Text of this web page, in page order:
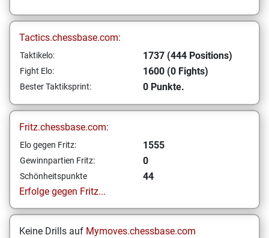
Tactics.chessbase.com:
Taktikelo: 1737 (444 Positions)
Fight Elo: 1600 (0 Fights)
Bester Taktiksprint: 0 Punkte.
Fritz.chessbase.com:
Elo gegen Fritz: 1555
Gewinnpartien Fritz: 0
Schönheitspunkte
44
Erfolge gegen Fritz...
Keine Drills auf Mymoves.chessbase.com